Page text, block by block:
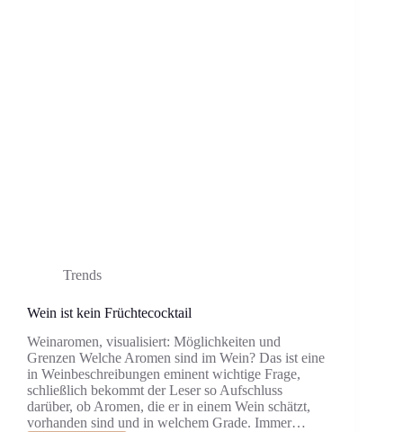
Trends
Wein ist kein Früchtecocktail
Weinaromen, visualisiert: Möglichkeiten und
Grenzen Welche Aromen sind im Wein? Das ist eine
in Weinbeschreibungen eminent wichtige Frage,
schließlich bekommt der Leser so Aufschluss
darüber, ob Aromen, die er in einem Wein schätzt,
vorhanden sind und in welchem Grade. Immer…